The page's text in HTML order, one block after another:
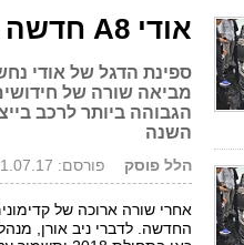
אודי A8 חדשה – המכונית היא הנהג
ספינת הדגל של אודי
הגבוהה ביותר לרכב
השנה
הלל פוסק פורסם: 11.07.17, 14:32
אחרי שורה ארוכה של